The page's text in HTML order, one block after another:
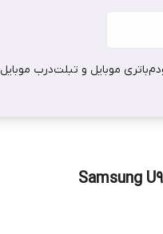
باتری موبایل و تبلتدرب موبایل